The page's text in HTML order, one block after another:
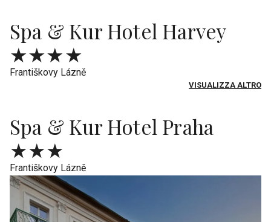
Spa & Kur Hotel Harvey
★★★★
Františkovy Lázně
VISUALIZZA ALTRO
Spa & Kur Hotel Praha
★★★
Františkovy Lázně